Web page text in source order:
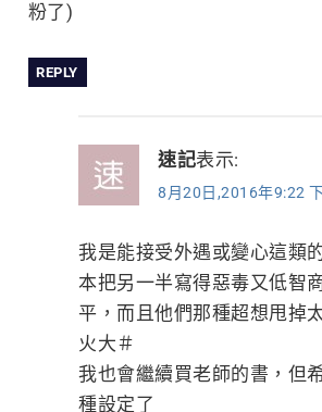
粉了)
REPLY
速記表示:
8月20日,2016年9:22
我是能接受外遇或變心這類
本把另一半寫得惡毒又低智
平，而且他們那種超想甩掉
火大＃
我也會繼續買老師的書，但
種設定了